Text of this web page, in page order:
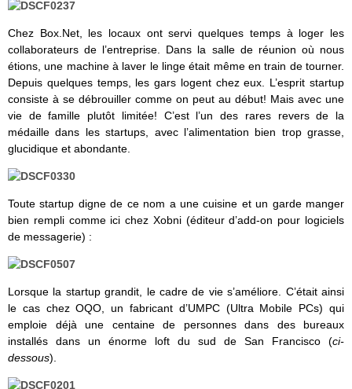
Chez Box.Net, les locaux ont servi quelques temps à loger les
collaborateurs de l’entreprise. Dans la salle de réunion où nous
étions, une machine à laver le linge était même en train de tourner.
Depuis quelques temps, les gars logent chez eux. L’esprit startup
consiste à se débrouiller comme on peut au début! Mais avec une
vie de famille plutôt limitée! C’est l’un des rares revers de la
médaille dans les startups, avec l’alimentation bien trop grasse,
glucidique et abondante.
Toute startup digne de ce nom a une cuisine et un garde manger
bien rempli comme ici chez Xobni (éditeur d’add-on pour logiciels
de messagerie) :
Lorsque la startup grandit, le cadre de vie s’améliore. C’était ainsi
le cas chez OQO, un fabricant d’UMPC (Ultra Mobile PCs) qui
emploie déjà une centaine de personnes dans des bureaux
installés dans un énorme loft du sud de San Francisco (ci-
dessous).